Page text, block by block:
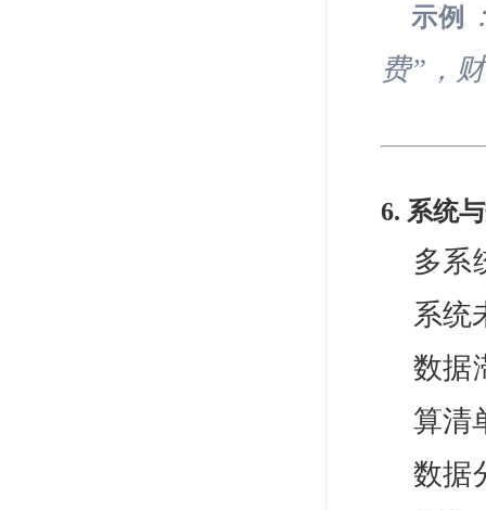
示例
费”，
6. 系统
多系
系统
数据
算清
数据